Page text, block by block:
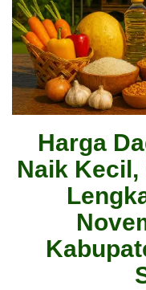
Harga
Naik Kecil,